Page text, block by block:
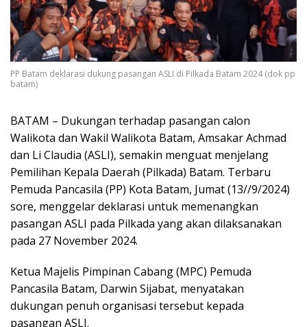
PP Batam deklarasi dukung pasangan ASLI di Pilkada Batam 2024 (dok pp
batam)
BATAM – Dukungan terhadap pasangan calon
Walikota dan Wakil Walikota Batam, Amsakar Achmad
dan Li Claudia (ASLI), semakin menguat menjelang
Pemilihan Kepala Daerah (Pilkada) Batam. Terbaru
Pemuda Pancasila (PP) Kota Batam, Jumat (13//9/2024)
sore, menggelar deklarasi untuk memenangkan
pasangan ASLI pada Pilkada yang akan dilaksanakan
pada 27 November 2024.
Ketua Majelis Pimpinan Cabang (MPC) Pemuda
Pancasila Batam, Darwin Sijabat, menyatakan
dukungan penuh organisasi tersebut kepada
pasangan ASLI.